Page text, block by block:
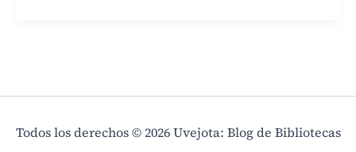
Todos los derechos © 2026 Uvejota: Blog de Bibliotecas